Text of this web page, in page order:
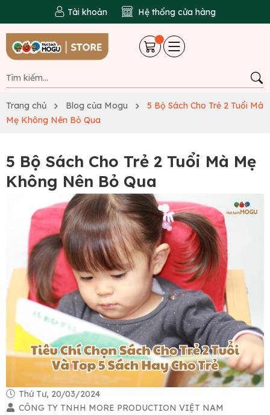
Tài khoản Hệ thống cửa hàng
Trang chủ Blog của Mogu
5 Bộ Sách Cho Trẻ 2 Tuổi Mà
Mẹ Không Nên Bỏ Qua
5 Bộ Sách Cho Trẻ 2 Tuổi Mà Mẹ
Không Nên Bỏ Qua
Thứ Tư, 20/03/2024
CÔNG TY TNHH MORE PRODUCTION VIỆT NAM